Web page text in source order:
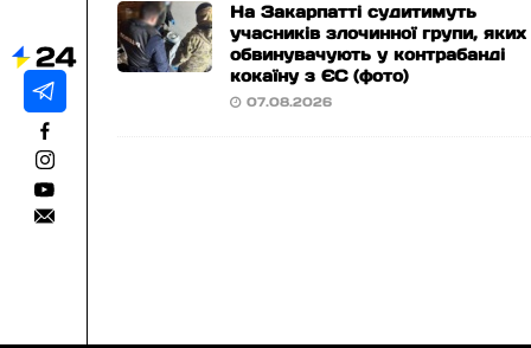
На Закарпатті судитимуть
учасників злочинної групи, яких
обвинувачують у контрабанді
кокаїну з ЄС (фото)
07.08.2026